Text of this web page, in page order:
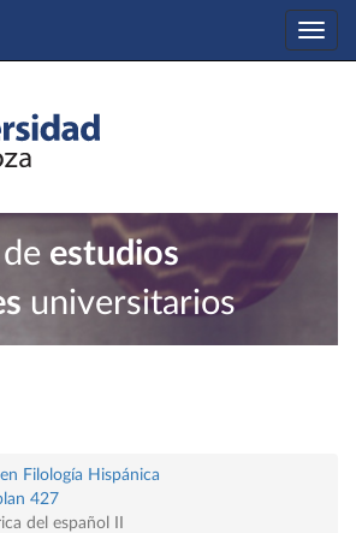
estudios
universitarios
Filología Hispánica
427
del español II